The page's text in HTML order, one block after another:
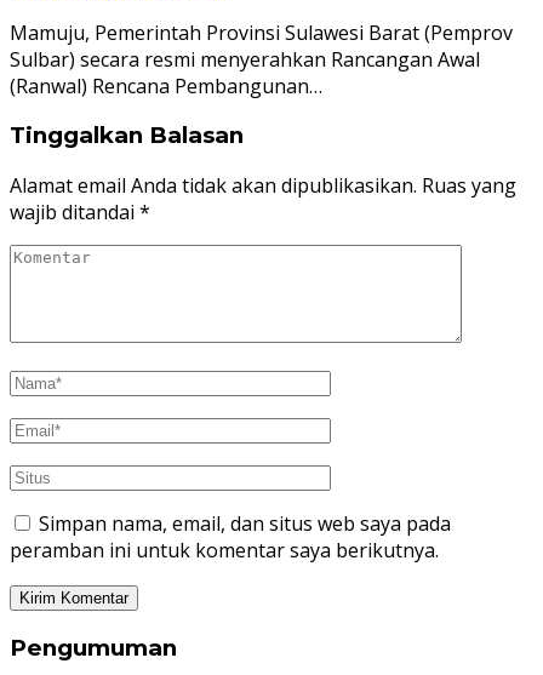
Mamuju, Pemerintah Provinsi Sulawesi Barat (Pemprov
Sulbar) secara resmi menyerahkan Rancangan Awal
(Ranwal) Rencana Pembangunan…
Tinggalkan Balasan
Alamat email Anda tidak akan dipublikasikan. Ruas yang
wajib ditandai *
Simpan nama, email, dan situs web saya pada
peramban ini untuk komentar saya berikutnya.
Pengumuman